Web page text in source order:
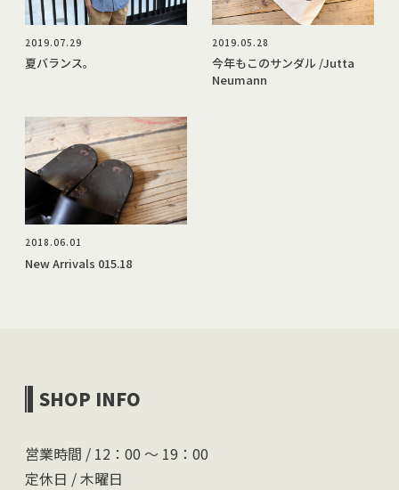
2019.07.29
夏バランス。
2019.05.28
今年もこのサンダル /Jutta
Neumann
2018.06.01
New Arrivals 015.18
SHOP INFO
営業時間 / 12：00 〜 19：00
定休日 / 木曜日